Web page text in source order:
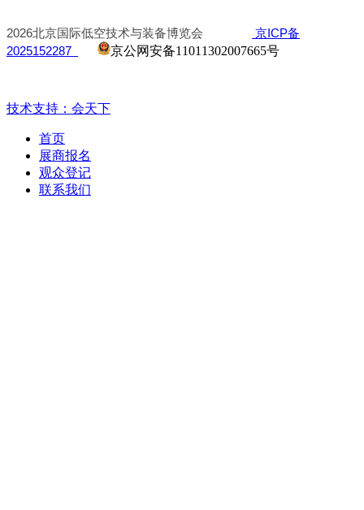
2026北京国际低空技术与装备博览会
京ICP备
2025152287
京公网安备11011302007665号
技术支持：会天下
首页
展商报名
观众登记
联系我们